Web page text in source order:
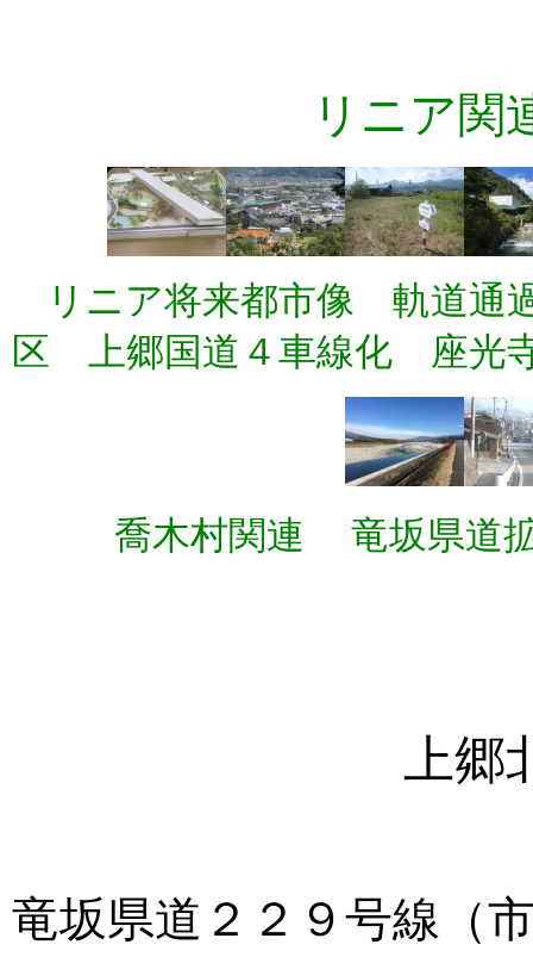
リニア関
リニア将来都市像 軌道
区 上郷国道４車線化 座
喬木村関連 竜坂県道
上
竜坂県道２２９号線（